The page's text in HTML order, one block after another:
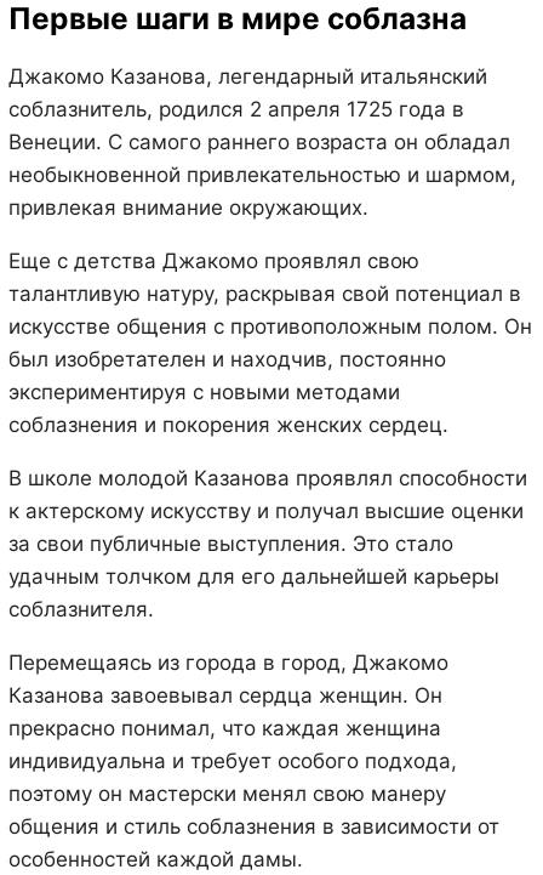
Первые шаги в мире соблазна
Джакомо Казанова, легендарный итальянский
соблазнитель, родился 2 апреля 1725 года в
Венеции. С самого раннего возраста он обладал
необыкновенной привлекательностью и шармом,
привлекая внимание окружающих.
Еще с детства Джакомо проявлял свою
талантливую натуру, раскрывая свой потенциал в
искусстве общения с противоположным полом. Он
был изобретателен и находчив, постоянно
экспериментируя с новыми методами
соблазнения и покорения женских сердец.
В школе молодой Казанова проявлял способности
к актерскому искусству и получал высшие оценки
за свои публичные выступления. Это стало
удачным толчком для его дальнейшей карьеры
соблазнителя.
Перемещаясь из города в город, Джакомо
Казанова завоевывал сердца женщин. Он
прекрасно понимал, что каждая женщина
индивидуальна и требует особого подхода,
поэтому он мастерски менял свою манеру
общения и стиль соблазнения в зависимости от
особенностей каждой дамы.